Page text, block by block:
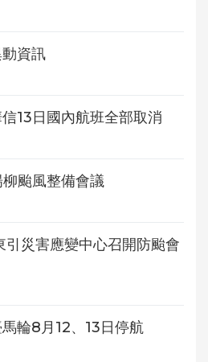
資訊
13日國內航班全部取消
颱風整備會議
引災害應變中心召開防颱會
輪8月12、13日停航